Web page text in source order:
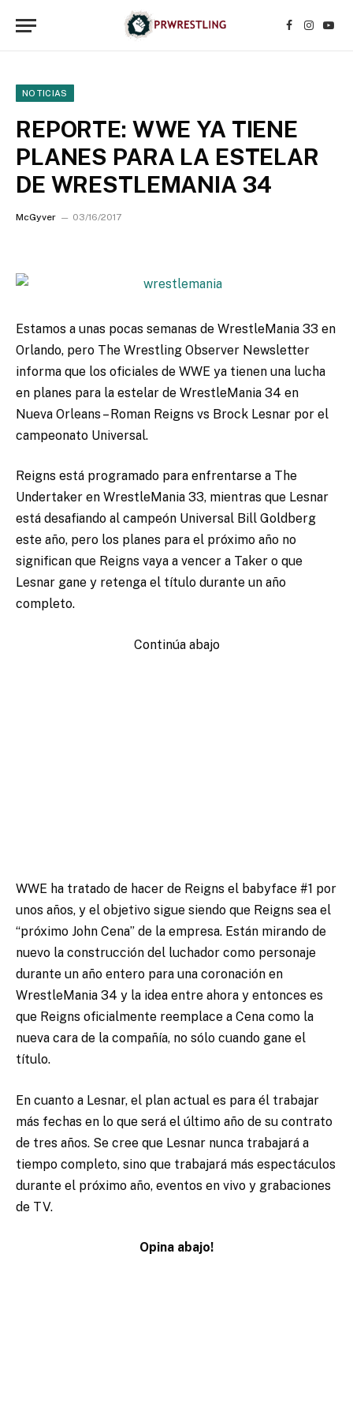
Facebook
NOTICIAS
REPORTE: WWE YA TIENE
PLANES PARA LA ESTELAR
DE WRESTLEMANIA 34
McGyver 03/16/2017
Estamos a unas pocas semanas de WrestleMania 33 en
Orlando, pero The Wrestling Observer Newsletter
informa que los oficiales de WWE ya tienen una lucha
en planes para la estelar de WrestleMania 34 en
Nueva Orleans – Roman Reigns vs Brock Lesnar por el
campeonato Universal.
Reigns está programado para enfrentarse a The
Undertaker en WrestleMania 33, mientras que Lesnar
está desafiando al campeón Universal Bill Goldberg
este año, pero los planes para el próximo año no
significan que Reigns vaya a vencer a Taker o que
Lesnar gane y retenga el título durante un año
completo.
Continúa abajo
WWE ha tratado de hacer de Reigns el babyface #1 por
unos años, y el objetivo sigue siendo que Reigns sea el
“próximo John Cena” de la empresa. Están mirando de
nuevo la construcción del luchador como personaje
durante un año entero para una coronación en
WrestleMania 34 y la idea entre ahora y entonces es
que Reigns oficialmente reemplace a Cena como la
nueva cara de la compañía, no sólo cuando gane el
título.
En cuanto a Lesnar, el plan actual es para él trabajar
más fechas en lo que será el último año de su contrato
de tres años. Se cree que Lesnar nunca trabajará a
tiempo completo, sino que trabajará más espectáculos
durante el próximo año, eventos en vivo y grabaciones
de TV.
Opina abajo!